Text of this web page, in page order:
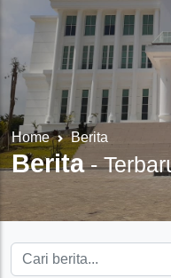
Home Berita
Berita-